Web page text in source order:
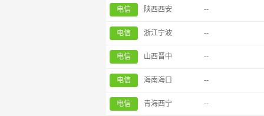
电信 陕西西安 --
电信 浙江宁波 --
电信 山西晋中 --
电信 海南海口 --
电信 青海西宁 --